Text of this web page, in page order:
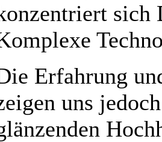
sich
Erfahrung
uns